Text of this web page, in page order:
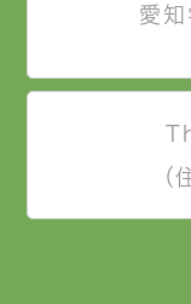
愛
（